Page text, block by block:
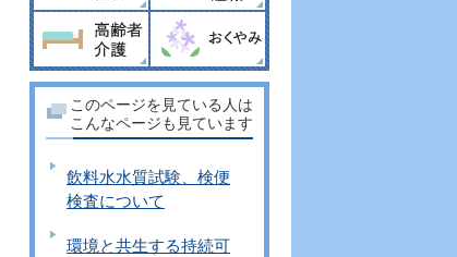
このページを見ている人は
こんなページも見ています
飲料水水質試験、検便
検査について
環境と共生する持続可